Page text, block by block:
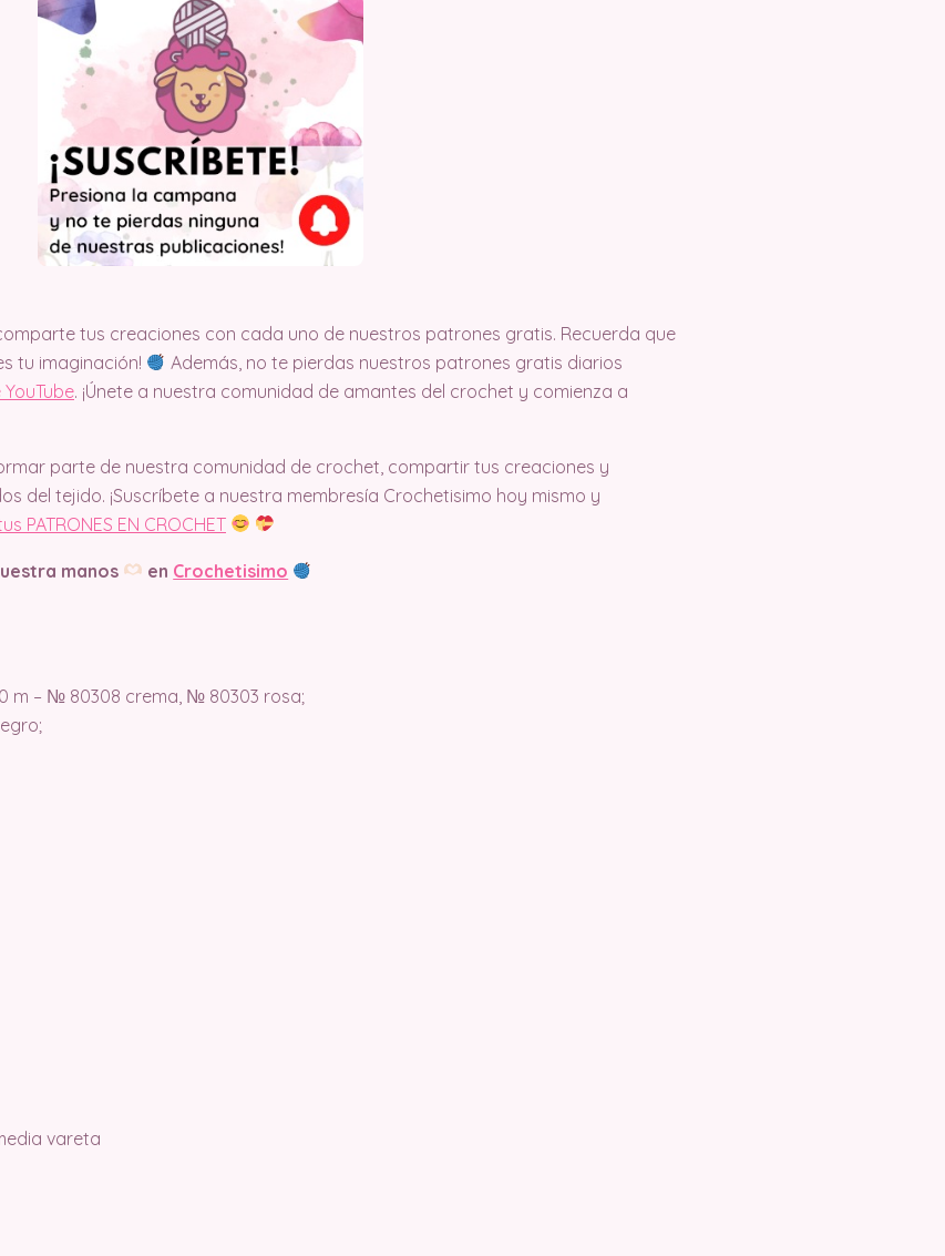
tus creaciones con cada uno de nuestros patrones gratis. Recuerda que
tu imaginación!
Además, no te pierdas nuestros patrones gratis diarios
. ¡Únete a nuestra comunidad de amantes del crochet y comienza a
parte de nuestra comunidad de crochet, compartir tus creaciones y
del tejido. ¡Suscríbete a nuestra membresía Crochetisimo hoy mismo y
PATRONES EN CROCHET
manos en Crochetisimo
m – № 80308 crema, № 80303 rosa;
vareta